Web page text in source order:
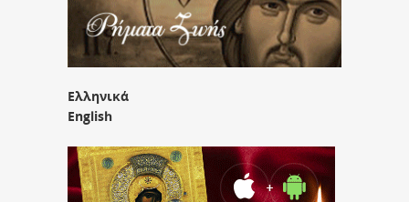
Ελληνικά
English